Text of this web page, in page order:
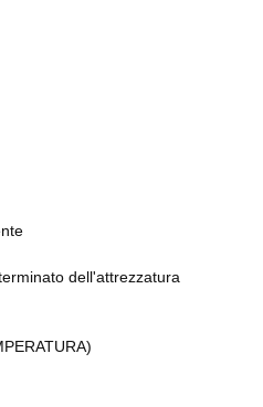
dell'attrezzatura